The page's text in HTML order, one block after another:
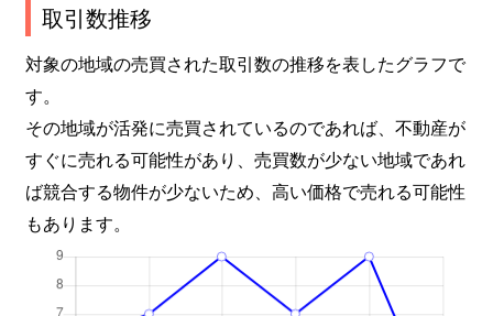
取引数推移
対象の地域の売買された取引数の推移を表したグラフで
す。
その地域が活発に売買されているのであれば、不動産が
すぐに売れる可能性があり、売買数が少ない地域であれ
ば競合する物件が少ないため、高い価格で売れる可能性
もあります。